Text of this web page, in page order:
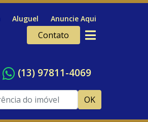
Aluguel Anuncie Aqui
Contato
(13) 97811-4069
OK